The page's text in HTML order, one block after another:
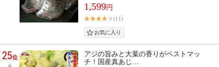
1,599円
(11)
25位
アジの旨みと大葉の香りがベストマッ
チ！国産真あじ…